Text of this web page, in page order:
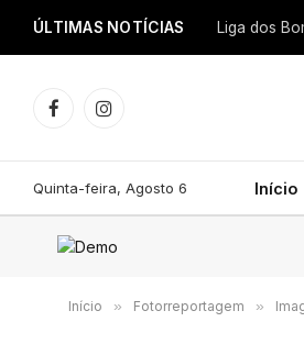
ÚLTIMAS NOTÍCIAS
FacebookInstagram
Quinta-feira, Agosto 6 Início
Início » Fotorreportagem »